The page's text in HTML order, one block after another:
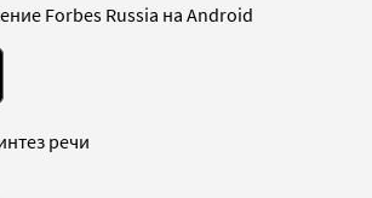
Forbes Russia на Android
речи